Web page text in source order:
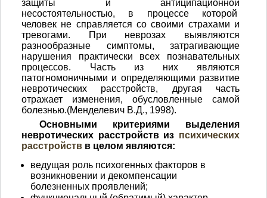
за­щиты и антиципационной
несостоятельностью, в процессе которой
человек не справляется со своими страхами и
тревогами. При неврозах выяв­ляются
разнообразные симптомы, затрагивающие
нарушения прак­тически всех познавательных
процессов. Часть из них являются
патогномоничными и определяющими развитие
невротических рас­стройств, другая часть
отражает изменения, обусловленные самой
болезнью.(Менделевич В.Д., 1998).
Основными критериями выделения
невротических расстройств из психических
расстройств в целом являются:
ведущая роль психогенных факторов в
возникновении и декомпенсации
болезненных проявлений;